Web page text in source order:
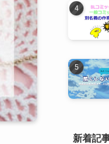
新着記